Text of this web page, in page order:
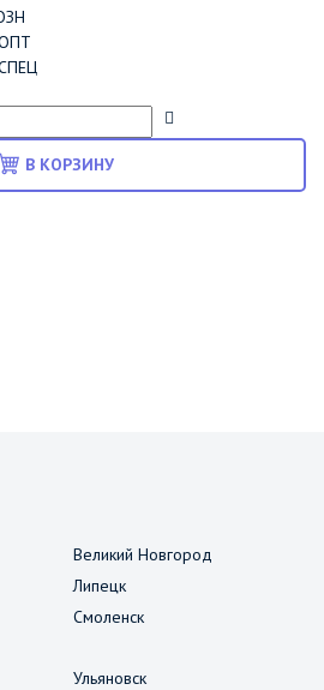
В КОРЗИНУ
Великий Новгород
Липецк
Смоленск
Ульяновск